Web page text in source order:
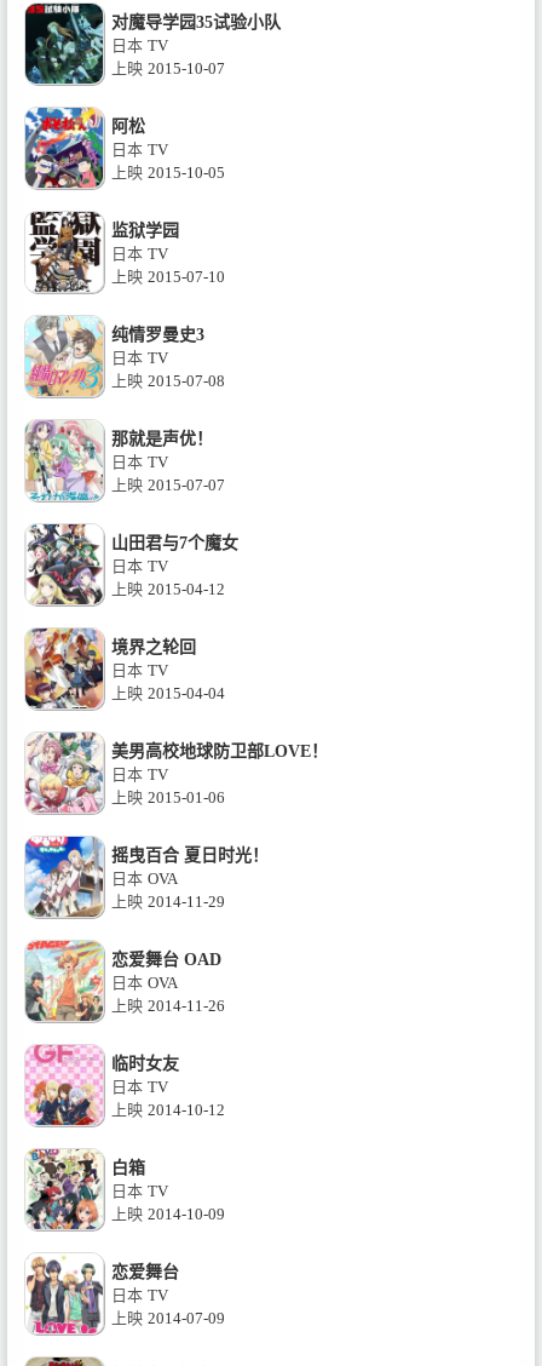
对魔导学园35试验小队
日本 TV
上映 2015-10-07
阿松
日本 TV
上映 2015-10-05
监狱学园
日本 TV
上映 2015-07-10
纯情罗曼史3
日本 TV
上映 2015-07-08
那就是声优！
日本 TV
上映 2015-07-07
山田君与7个魔女
日本 TV
上映 2015-04-12
境界之轮回
日本 TV
上映 2015-04-04
美男高校地球防卫部LOVE！
日本 TV
上映 2015-01-06
摇曳百合 夏日时光！
日本 OVA
上映 2014-11-29
恋爱舞台 OAD
日本 OVA
上映 2014-11-26
临时女友
日本 TV
上映 2014-10-12
白箱
日本 TV
上映 2014-10-09
恋爱舞台
日本 TV
上映 2014-07-09